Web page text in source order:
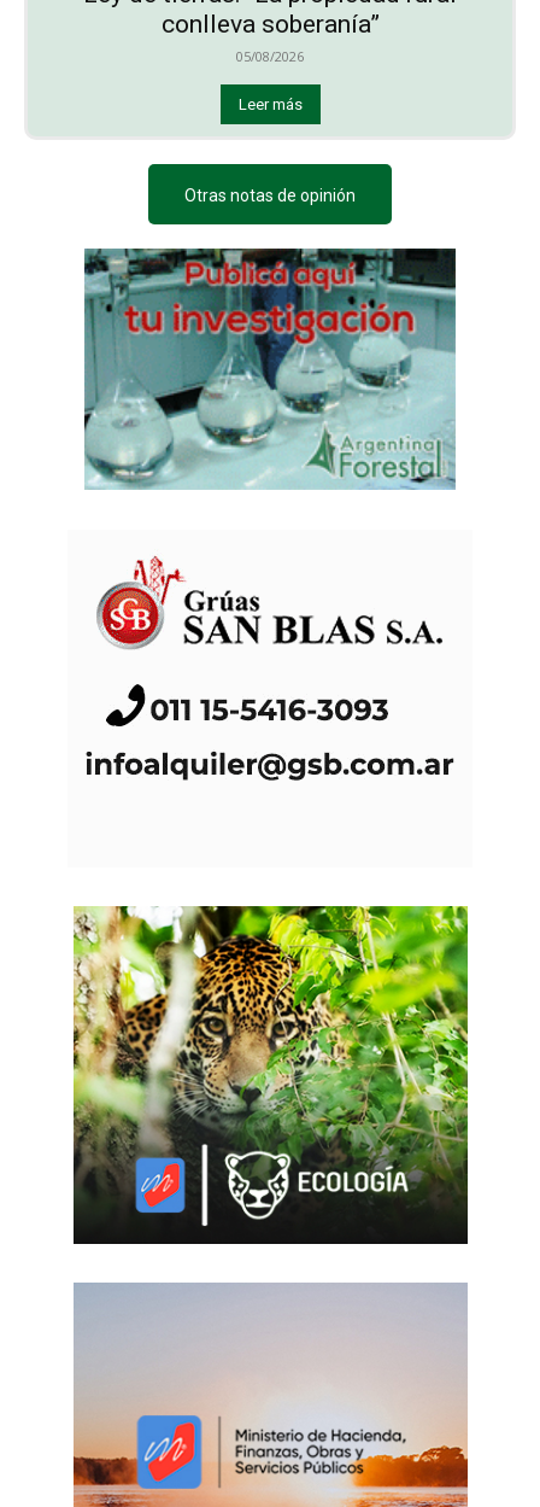
conlleva soberanía”
05/08/2026
Leer más
Otras notas de opinión